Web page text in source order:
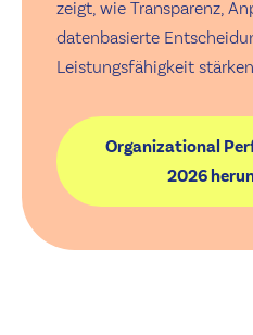
zeigt, wie Transparenz,
datenbasierte
Leistungsfähigkeit
Organizational
2026